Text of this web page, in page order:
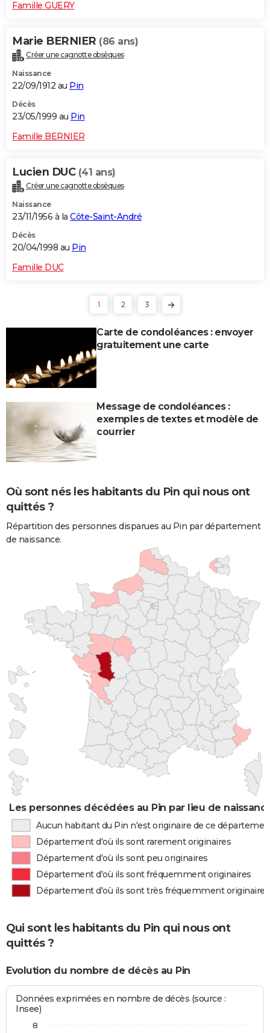
Famille GUERY
Marie BERNIER (86 ans)
Créer une cagnotte obsèques
Naissance
22/09/1912 au Pin
Décès
23/05/1999 au Pin
Famille BERNIER
Lucien DUC (41 ans)
Créer une cagnotte obsèques
Naissance
23/11/1956 à la Côte-Saint-André
Décès
20/04/1998 au Pin
Famille DUC
1 2 3
Carte de condoléances : envoyer
gratuitement une carte
Message de condoléances :
exemples de textes et modèle de
courrier
Où sont nés les habitants du Pin qui nous ont
quittés ?
Répartition des personnes disparues au Pin par département
de naissance.
Les personnes décédées au Pin par lieu de
Aucun habitant du Pin n'est originaire de ce
Département d'où ils sont rarement originaires
Département d'où ils sont peu originaires
Département d'où ils sont fréquemment originaires
Département d'où ils sont très fréquemment originaires
Qui sont les habitants du Pin qui nous ont
quittés ?
Evolution du nombre de décès au Pin
Données exprimées en nombre de décès (source :
Insee)
8